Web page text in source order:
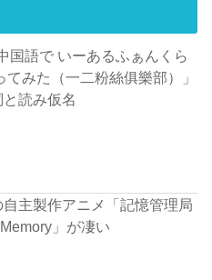
中国語で いーあるふぁんくら
てみた（一二粉絲俱樂部）」
読み仮名
自主製作アニメ「記憶管理局
」が凄い